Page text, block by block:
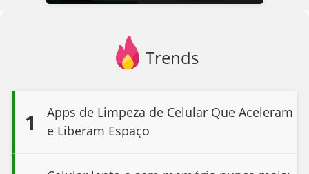
Trends
1
Apps de Limpeza de Celular Que Aceleram
e Liberam Espaço